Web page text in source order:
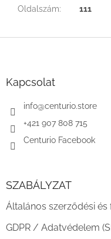
Oldalszám: 111
Kapcsolat
info@centurio.store
+421 907 808 715
Centurio Facebook
SZABÁLYZAT
Általános szerződési és
GDPR / Adatvédelem